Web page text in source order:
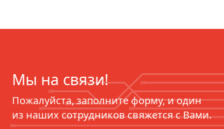
Мы на связи!
Пожалуйста, заполните форму, и один
из наших сотрудников свяжется с Вами.